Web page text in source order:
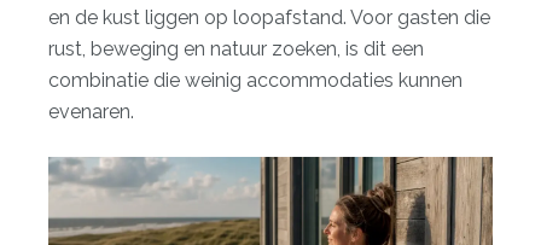
en de kust liggen op loopafstand. Voor gasten die
rust, beweging en natuur zoeken, is dit een
combinatie die weinig accommodaties kunnen
evenaren.